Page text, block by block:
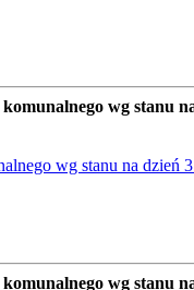
wg stanu
wg stanu na dzień
wg stanu